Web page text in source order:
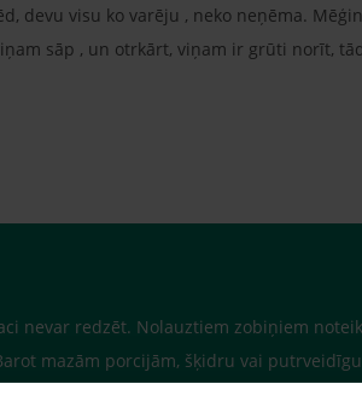
devu visu ko varēju , neko neņēma.
sāp , un otrkārt, viņam ir grūti norīt,
nevar redzēt. Nolauztiem zobiņiem
mazām porcijām, šķidru vai